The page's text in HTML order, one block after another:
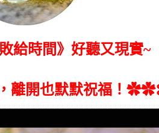
給時間》好聽又現實~
，離開也默默祝福！